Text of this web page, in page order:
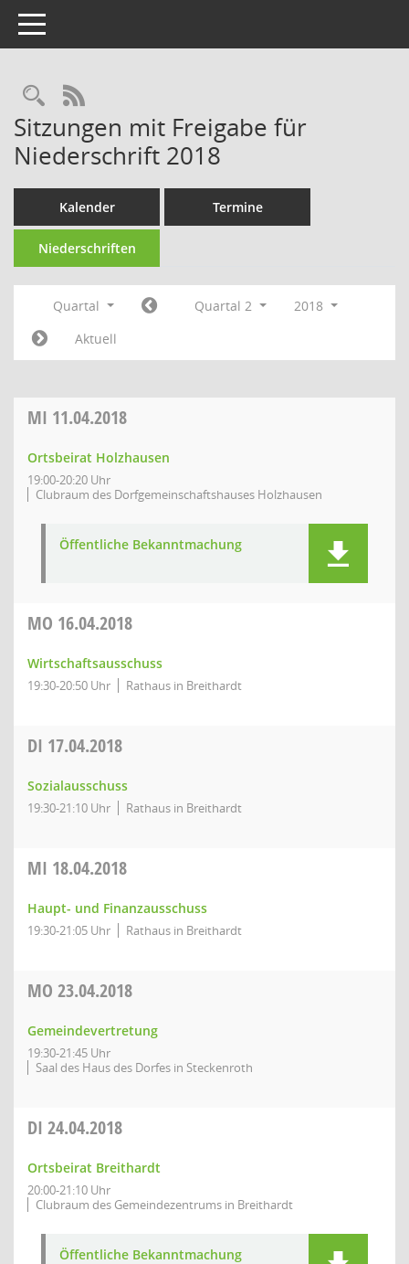
Toggle navigation
Rechercheauswahl
RSS-Feed
Sitzungen mit Freigabe für
Niederschrift 2018
Kalender Termine
Niederschriften
Quartal Quartal 2
2018
Aktuell
MI 11.04.2018
Ortsbeirat Holzhausen
19:00-20:20 Uhr
Clubraum des Dorfgemeinschaftshauses Holzhausen
Öffentliche Bekanntmachung
MO 16.04.2018
Wirtschaftsausschuss
19:30-20:50 Uhr Rathaus in Breithardt
DI 17.04.2018
Sozialausschuss
19:30-21:10 Uhr Rathaus in Breithardt
MI 18.04.2018
Haupt- und Finanzausschuss
19:30-21:05 Uhr Rathaus in Breithardt
MO 23.04.2018
Gemeindevertretung
19:30-21:45 Uhr
Saal des Haus des Dorfes in Steckenroth
DI 24.04.2018
Ortsbeirat Breithardt
20:00-21:10 Uhr
Clubraum des Gemeindezentrums in Breithardt
Öffentliche Bekanntmachung